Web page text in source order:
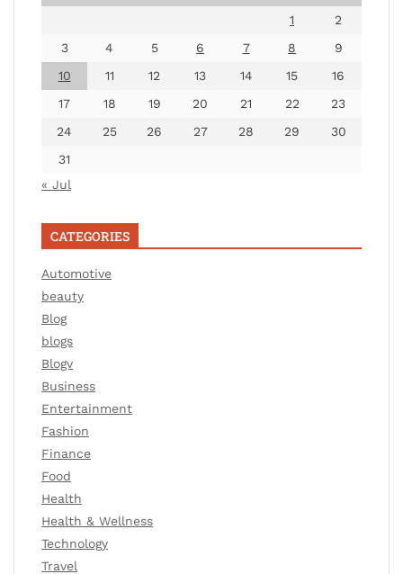
1
2
3
4 5 6 7 8
9
10
11 12 13 14 15
16
17
18 19 20 21 22
23
24
25 26 27 28 29
30
31
« Jul
CATEGORIES
Automotive
beauty
Blog
blogs
Blogv
Business
Entertainment
Fashion
Finance
Food
Health
Health & Wellness
Technology
Travel